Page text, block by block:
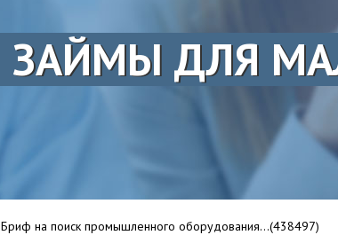
ЗАЙМЫ ДЛЯ
Бриф на поиск промышленного оборудования…(438497)